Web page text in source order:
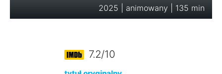
2025 | animowany | 135 min
7.2/10